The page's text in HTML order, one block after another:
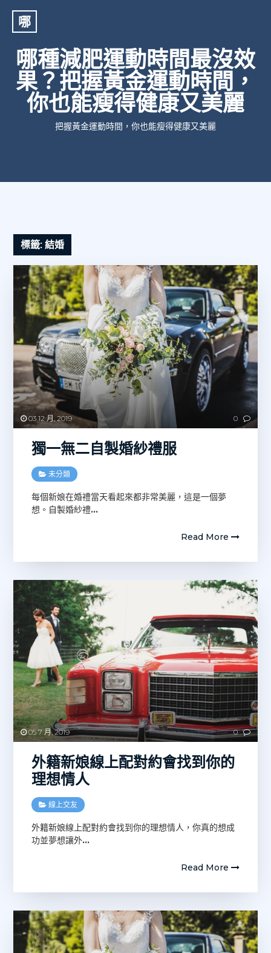
哪
哪種減肥運動時間最沒效
果？把握黃金運動時間，
你也能瘦得健康又美麗
把握黃金運動時間，你也能瘦得健康又美麗
標籤:結婚
03 12 月, 2019 0
獨一無二自製婚紗禮服
未分類
每個新娘在婚禮當天看起來都非常美麗，這是一個夢
想。自製婚紗禮…
Read More
05 7 月, 2019 0
外籍新娘線上配對約會找到你的
理想情人
線上交友
外籍新娘線上配對約會找到你的理想情人，你真的想成
功並夢想讓外…
Read More